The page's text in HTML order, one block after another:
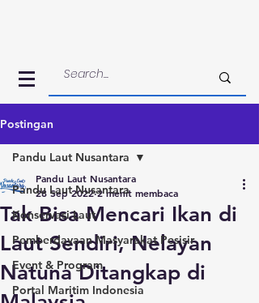
Postingan
Pandu Laut Nusantara
Konservasi Laut
Pemberdayaan Masyarakat Pesisir
Event & Program
Portal Maritim Indonesia
Pandu Laut Nusantara
Tak Bisa Mencari Ikan di
Laut Sendiri, Nelayan
Natuna Ditangkap di
Pandu Laut Nusantara
28 Sep 2022 2 menit membaca